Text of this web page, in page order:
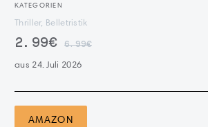
KATEGORIEN
Thriller, Belletristik
2.99€ 6.99€
aus 24. Juli 2026
AMAZON